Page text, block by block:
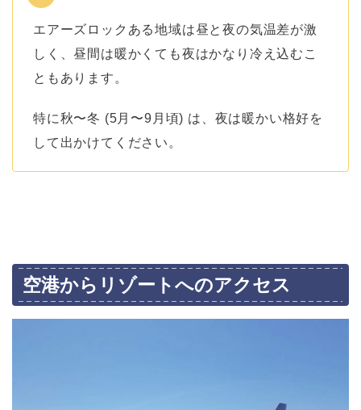
エアーズロックある地域は昼と夜の気温差が激
しく、昼間は暖かくても夜はかなり冷え込むこ
ともあります。
特に秋〜冬 (5月〜9月頃) は、夜は暖かい格好を
して出かけてください。
空港からリゾートへのアクセス